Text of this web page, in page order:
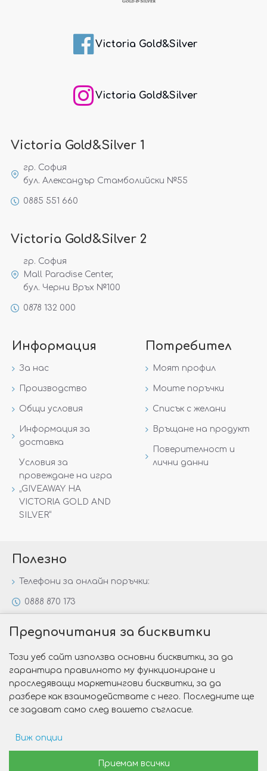
Victoria Gold&Silver
Victoria Gold&Silver
Victoria Gold&Silver 1
гр. София
бул. Александър Стамболийски №55
0885 551 660
Victoria Gold&Silver 2
гр. София
Mall Paradise Center,
бул. Черни Връх №100
0878 132 000
Информация
За нас
Производство
Общи условия
Информация за
доставка
Условия за
провеждане на игра
„GIVEAWAY НА
VICTORIA GOLD AND
SILVER“
Потребител
Моят профил
Моите поръчки
Списък с желани
Връщане на продукт
Поверителност и
лични данни
Полезно
Телефони за онлайн поръчки:
0888 870 173
Специални предложения
Защо да изберете Victoria Gold&Silver?
Как да изберем годежен пръстен?
Изработка на сайт от Web R Solution®
Предпочитания за бисквитки
Този уеб сайт използва основни бисквитки, за да
гарантира правилното му функциониране и
проследяващи маркетингови бисквитки, за да
разбере как взаимодействате с него. Последните ще
се задават само след вашето съгласие.
Виж опции
Рекламни предпочитанияПриемам всички